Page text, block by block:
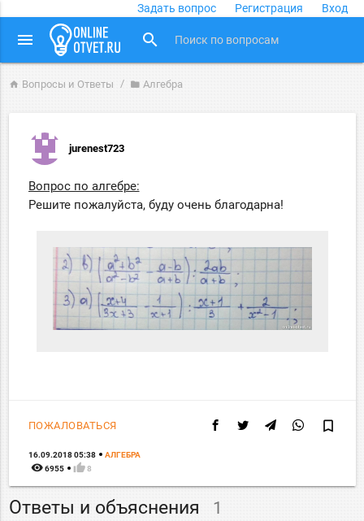
Задать вопрос Регистрация Вход
menu search
home Вопросы и Ответы folder Алгебра
jurenest723
Вопрос по алгебре:
Решите пожалуйста, буду очень благодарна!
ПОЖАЛОВАТЬСЯ bookmark_border
16.09.2018 05:38 АЛГЕБРА
remove_red_eye 6955 thumb_up 8
Ответы и объяснения 1